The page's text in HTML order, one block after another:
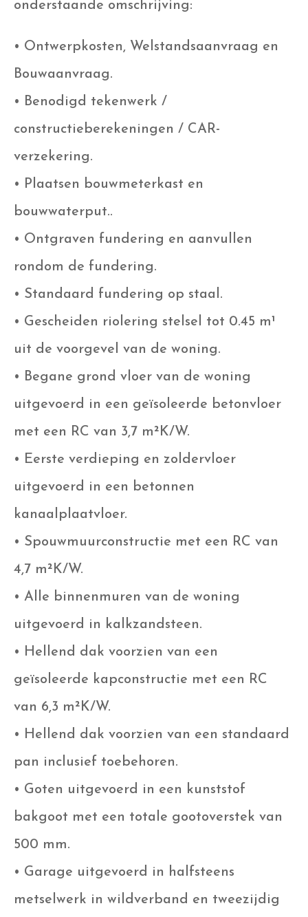
onderstaande omschrijving:
• Ontwerpkosten, Welstandsaanvraag en
Bouwaanvraag.
• Benodigd tekenwerk /
constructieberekeningen / CAR-
verzekering.
• Plaatsen bouwmeterkast en
bouwwaterput..
• Ontgraven fundering en aanvullen
rondom de fundering.
• Standaard fundering op staal.
• Gescheiden riolering stelsel tot 0.45 m¹
uit de voorgevel van de woning.
• Begane grond vloer van de woning
uitgevoerd in een geïsoleerde betonvloer
met een RC van 3,7 m²K/W.
• Eerste verdieping en zoldervloer
uitgevoerd in een betonnen
kanaalplaatvloer.
• Spouwmuurconstructie met een RC van
4,7 m²K/W.
• Alle binnenmuren van de woning
uitgevoerd in kalkzandsteen.
• Hellend dak voorzien van een
geïsoleerde kapconstructie met een RC
van 6,3 m²K/W.
• Hellend dak voorzien van een standaard
pan inclusief toebehoren.
• Goten uitgevoerd in een kunststof
bakgoot met een totale gootoverstek van
500 mm.
• Garage uitgevoerd in halfsteens
metselwerk in wildverband en tweezijdig